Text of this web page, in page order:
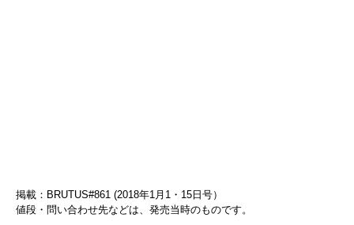
掲載：BRUTUS#861 (2018年1月1・15日号）
値段・問い合わせ先などは、発売当時のものです。